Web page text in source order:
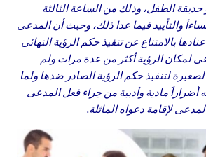
الطفل، وذلك من الساعة الثالثة
والتأييد فيما عدا ذلك، وحيث أن المدعى
بالامتناع عن تنفيذ حكم الرؤية النهائى
لمكان الرؤية أكثر من عدة مرات ولم
لتنفيذ حكم الرؤية الصادر ضدها ولما
مادية وأدبية من جراء فعل المدعى
لإقامة دعواه الماثلة.